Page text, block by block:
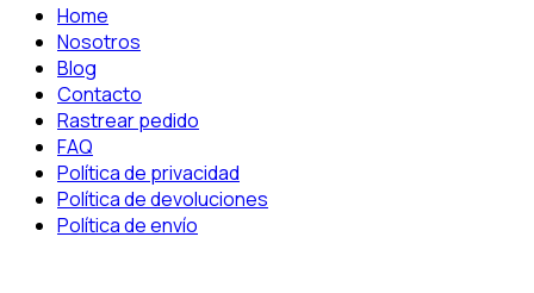
Home
Nosotros
Blog
Contacto
Rastrear pedido
FAQ
Política de privacidad
Política de devoluciones
Política de envío